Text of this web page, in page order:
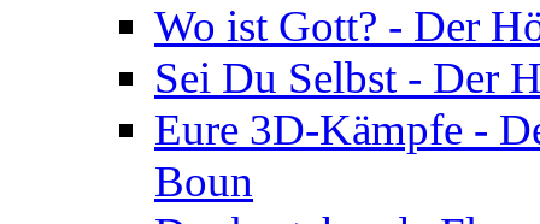
Wo ist Gott? - Der
Sei Du Selbst - Der
Eure 3D-Kämpfe -
Boun